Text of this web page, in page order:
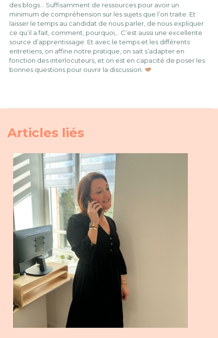
des blogs… Suffisamment de ressources pour avoir un
minimum de compréhension sur les sujets que l’on traite. Et
laisser le temps au candidat de nous parler, de nous expliquer
ce qu’il a fait, comment, pourquoi,.. C’est aussi une excellente
source d’apprentissage. Et avec le temps et les différents
entretiens, on affine notre pratique, on sait s’adapter en
fonction des interlocuteurs, et on est en capacité de poser les
bonnes questions pour ouvrir la discussion.
Articles liés